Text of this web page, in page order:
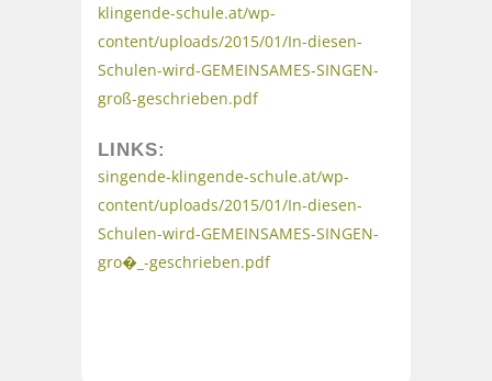
klingende-schule.at/wp-
content/uploads/2015/01/In-diesen-
Schulen-wird-GEMEINSAMES-SINGEN-
groß-geschrieben.pdf
LINKS:
singende-klingende-schule.at/wp-
content/uploads/2015/01/In-diesen-
Schulen-wird-GEMEINSAMES-SINGEN-
gro�_-geschrieben.pdf